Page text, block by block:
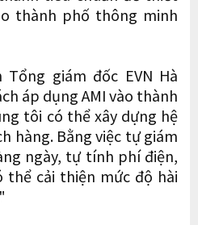
thành phố thông minh
Tổng giám đốc EVN Hà
áp dụng AMI vào thành
tôi có thể xây dựng hệ
hàng. Bằng việc tự giám
ngày, tự tính phí điện,
thể cải thiện mức độ hài